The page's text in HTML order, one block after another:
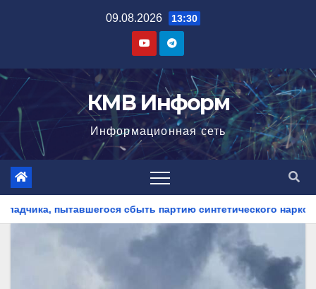
09.08.2026 13:30
КМВ Информ
Информационная сеть
синтетического наркотика На Ставрополье